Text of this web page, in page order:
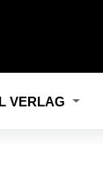
VERLAG